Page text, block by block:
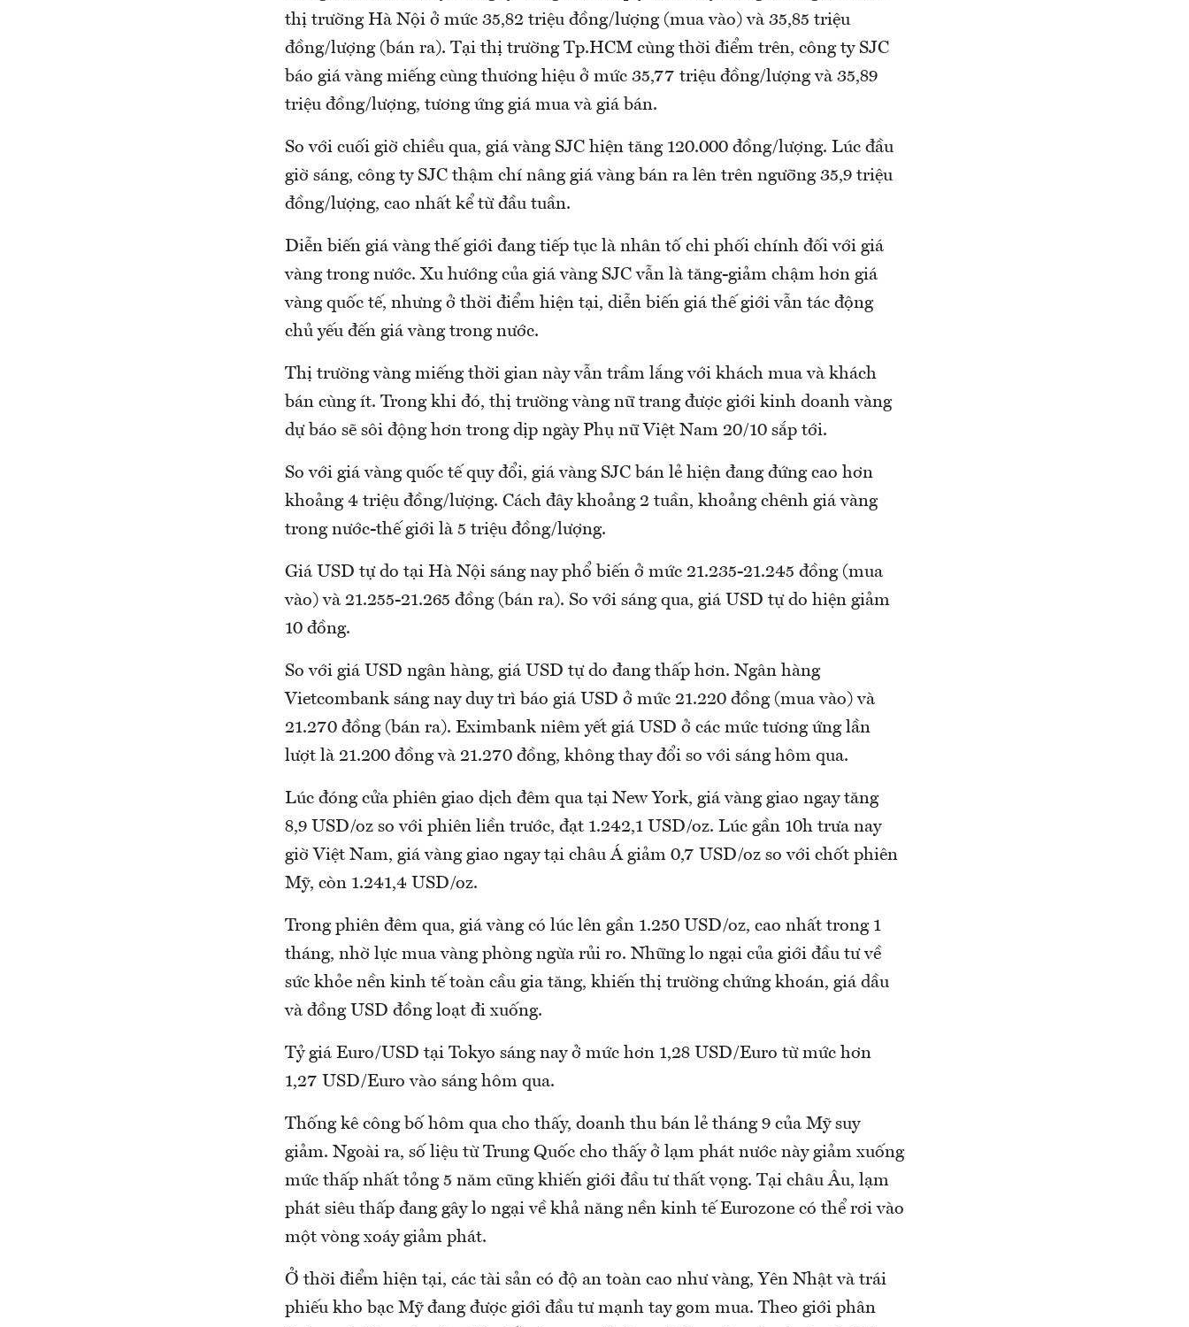
thị trường Hà Nội ở mức 35,82 triệu đồng/lượng (mua vào) và 35,85 triệu
đồng/lượng (bán ra). Tại thị trường Tp.HCM cùng thời điểm trên, công ty SJC
báo giá vàng miếng cùng thương hiệu ở mức 35,77 triệu đồng/lượng và 35,89
triệu đồng/lượng, tương ứng giá mua và giá bán.
So với cuối giờ chiều qua, giá vàng SJC hiện tăng 120.000 đồng/lượng. Lúc đầu
giờ sáng, công ty SJC thậm chí nâng giá vàng bán ra lên trên ngưỡng 35,9 triệu
đồng/lượng, cao nhất kể từ đầu tuần.
Diễn biến giá vàng thế giới đang tiếp tục là nhân tố chi phối chính đối với giá
vàng trong nước. Xu hướng của giá vàng SJC vẫn là tăng-giảm chậm hơn giá
vàng quốc tế, nhưng ở thời điểm hiện tại, diễn biến giá thế giới vẫn tác động
chủ yếu đến giá vàng trong nước.
Thị trường vàng miếng thời gian này vẫn trầm lắng với khách mua và khách
bán cùng ít. Trong khi đó, thị trường vàng nữ trang được giới kinh doanh vàng
dự báo sẽ sôi động hơn trong dịp ngày Phụ nữ Việt Nam 20/10 sắp tới.
So với giá vàng quốc tế quy đổi, giá vàng SJC bán lẻ hiện đang đứng cao hơn
khoảng 4 triệu đồng/lượng. Cách đây khoảng 2 tuần, khoảng chênh giá vàng
trong nước-thế giới là 5 triệu đồng/lượng.
Giá USD tự do tại Hà Nội sáng nay phổ biến ở mức 21.235-21.245 đồng (mua
vào) và 21.255-21.265 đồng (bán ra). So với sáng qua, giá USD tự do hiện giảm
10 đồng.
So với giá USD ngân hàng, giá USD tự do đang thấp hơn. Ngân hàng
Vietcombank sáng nay duy trì báo giá USD ở mức 21.220 đồng (mua vào) và
21.270 đồng (bán ra). Eximbank niêm yết giá USD ở các mức tương ứng lần
lượt là 21.200 đồng và 21.270 đồng, không thay đổi so với sáng hôm qua.
Lúc đóng cửa phiên giao dịch đêm qua tại New York, giá vàng giao ngay tăng
8,9 USD/oz so với phiên liền trước, đạt 1.242,1 USD/oz. Lúc gần 10h trưa nay
giờ Việt Nam, giá vàng giao ngay tại châu Á giảm 0,7 USD/oz so với chốt phiên
Mỹ, còn 1.241,4 USD/oz.
Trong phiên đêm qua, giá vàng có lúc lên gần 1.250 USD/oz, cao nhất trong 1
tháng, nhờ lực mua vàng phòng ngừa rủi ro. Những lo ngại của giới đầu tư về
sức khỏe nền kinh tế toàn cầu gia tăng, khiến thị trường chứng khoán, giá dầu
và đồng USD đồng loạt đi xuống.
Tỷ giá Euro/USD tại Tokyo sáng nay ở mức hơn 1,28 USD/Euro từ mức hơn
1,27 USD/Euro vào sáng hôm qua.
Thống kê công bố hôm qua cho thấy, doanh thu bán lẻ tháng 9 của Mỹ suy
giảm. Ngoài ra, số liệu từ Trung Quốc cho thấy ở lạm phát nước này giảm xuống
mức thấp nhất tỏng 5 năm cũng khiến giới đầu tư thất vọng. Tại châu Âu, lạm
phát siêu thấp đang gây lo ngại về khả năng nền kinh tế Eurozone có thể rơi vào
một vòng xoáy giảm phát.
Ở thời điểm hiện tại, các tài sản có độ an toàn cao như vàng, Yên Nhật và trái
phiếu kho bạc Mỹ đang được giới đầu tư mạnh tay gom mua. Theo giới phân